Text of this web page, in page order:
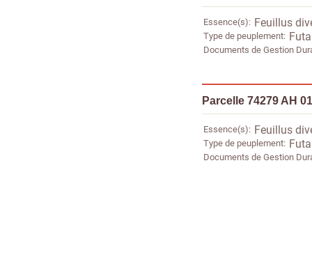
Essence(s) Feuillus
Type de peuplement
Documents de Gestion
Parcelle 74279 AH
Essence(s) Feuillus
Type de peuplement
Documents de Gestion